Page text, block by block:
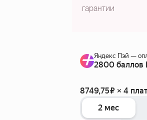
гарантии